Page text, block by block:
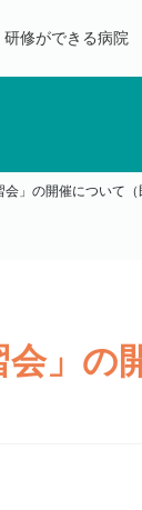
研修ができる病院
会」の開催について（
会」の